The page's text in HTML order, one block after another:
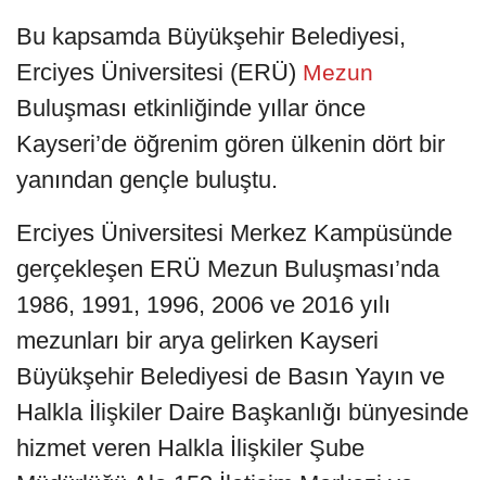
Bu kapsamda Büyükşehir Belediyesi,
Erciyes Üniversitesi (ERÜ) Mezun
Buluşması etkinliğinde yıllar önce
Kayseri’de öğrenim gören ülkenin dört bir
yanından gençle buluştu.
Erciyes Üniversitesi Merkez Kampüsünde
gerçekleşen ERÜ Mezun Buluşması’nda
1986, 1991, 1996, 2006 ve 2016 yılı
mezunları bir arya gelirken Kayseri
Büyükşehir Belediyesi de Basın Yayın ve
Halkla İlişkiler Daire Başkanlığı bünyesinde
hizmet veren Halkla İlişkiler Şube